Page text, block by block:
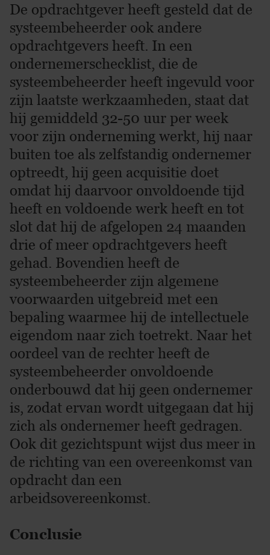
De opdrachtgever heeft gesteld dat de
systeembeheerder ook andere
opdrachtgevers heeft. In een
ondernemerschecklist, die de
systeembeheerder heeft ingevuld voor
zijn laatste werkzaamheden, staat dat
hij gemiddeld 32-50 uur per week
voor zijn onderneming werkt, hij naar
buiten toe als zelfstandig ondernemer
optreedt, hij geen acquisitie doet
omdat hij daarvoor onvoldoende tijd
heeft en voldoende werk heeft en tot
slot dat hij de afgelopen 24 maanden
drie of meer opdrachtgevers heeft
gehad. Bovendien heeft de
systeembeheerder zijn algemene
voorwaarden uitgebreid met een
bepaling waarmee hij de intellectuele
eigendom naar zich toetrekt. Naar het
oordeel van de rechter heeft de
systeembeheerder onvoldoende
onderbouwd dat hij geen ondernemer
is, zodat ervan wordt uitgegaan dat hij
zich als ondernemer heeft gedragen.
Ook dit gezichtspunt wijst dus meer in
de richting van een overeenkomst van
opdracht dan een
arbeidsovereenkomst.
Conclusie